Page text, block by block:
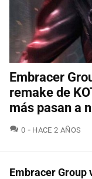
Embracer
remake de
más pasan a
0 COMENTARIOS
HACE 2 AÑOS
Embracer Group